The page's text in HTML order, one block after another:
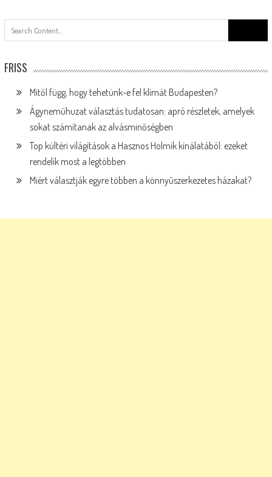
FRISS
Mitől függ, hogy tehetünk-e fel klímát Budapesten?
Ágyneműhuzat választás tudatosan: apró részletek, amelyek
sokat számítanak az alvásminőségben
Top kültéri világítások a Hasznos Holmik kínálatából: ezeket
rendelik most a legtöbben
Miért választják egyre többen a könnyűszerkezetes házakat?